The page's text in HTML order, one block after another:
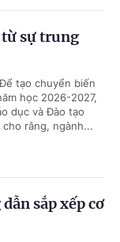
từ sự trung
tạo chuyển biến
học 2026-2027,
dục và Đào tạo
rằng, ngành...
sắp xếp cơ